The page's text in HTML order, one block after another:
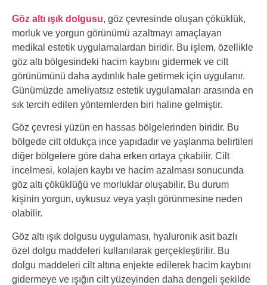
Göz altı ışık dolgusu, göz çevresinde oluşan çöküklük,
morluk ve yorgun görünümü azaltmayı amaçlayan
medikal estetik uygulamalardan biridir. Bu işlem, özellikle
göz altı bölgesindeki hacim kaybını gidermek ve cilt
görünümünü daha aydınlık hale getirmek için uygulanır.
Günümüzde ameliyatsız estetik uygulamaları arasında en
sık tercih edilen yöntemlerden biri haline gelmiştir.
Göz çevresi yüzün en hassas bölgelerinden biridir. Bu
bölgede cilt oldukça ince yapıdadır ve yaşlanma belirtileri
diğer bölgelere göre daha erken ortaya çıkabilir. Cilt
incelmesi, kolajen kaybı ve hacim azalması sonucunda
göz altı çöküklüğü ve morluklar oluşabilir. Bu durum
kişinin yorgun, uykusuz veya yaşlı görünmesine neden
olabilir.
Göz altı ışık dolgusu uygulaması, hyaluronik asit bazlı
özel dolgu maddeleri kullanılarak gerçekleştirilir. Bu
dolgu maddeleri cilt altına enjekte edilerek hacim kaybını
gidermeye ve ışığın cilt yüzeyinden daha dengeli şekilde